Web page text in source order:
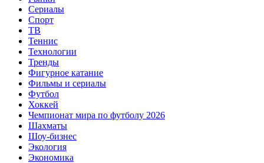
Сериалы
Спорт
ТВ
Теннис
Технологии
Тренды
Фигурное катание
Фильмы и сериалы
Футбол
Хоккей
Чемпионат мира по футболу 2026
Шахматы
Шоу-бизнес
Экология
Экономика